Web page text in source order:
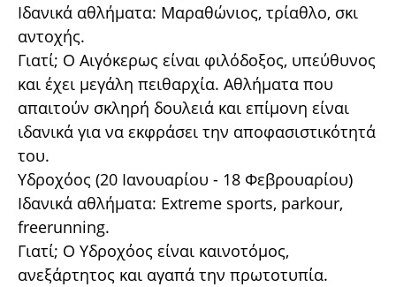
Ιδανικά αθλήματα: Μαραθώνιος, τρίαθλο, σκι
αντοχής.
Γιατί; Ο Αιγόκερως είναι φιλόδοξος, υπεύθυνος
και έχει μεγάλη πειθαρχία. Αθλήματα που
απαιτούν σκληρή δουλειά και επίμονη είναι
ιδανικά για να εκφράσει την αποφασιστικότητά
του.
Υδροχόος (20 Ιανουαρίου - 18 Φεβρουαρίου)
Ιδανικά αθλήματα: Extreme sports, parkour,
freerunning.
Γιατί; Ο Υδροχόος είναι καινοτόμος,
ανεξάρτητος και αγαπά την πρωτοτυπία.